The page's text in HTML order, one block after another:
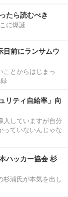
たら読むべき
に爆誕
目前にランサムウ
ことからはじまっ
リティ自給率」向
入していますが自分
っていないんじゃな
ハッカー協会 杉
浦氏が本気を出し